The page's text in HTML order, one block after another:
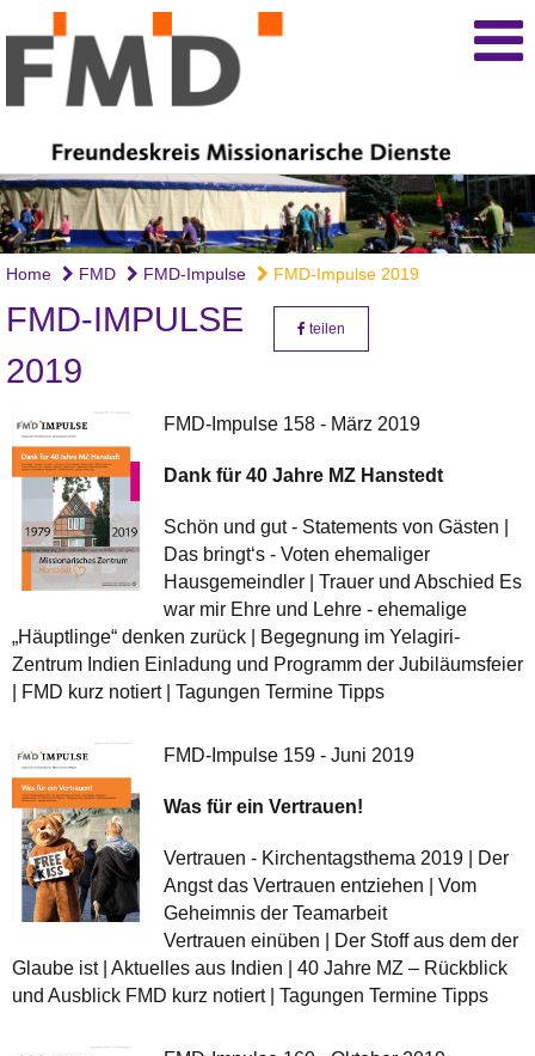
Home FMD FMD-Impulse FMD-Impulse 2019
FMD-IMPULSE
2019
teilen
FMD-Impulse 158 - März 2019
Dank für 40 Jahre MZ Hanstedt
Schön und gut - Statements von Gästen |
Das bringt‘s - Voten ehemaliger
Hausgemeindler | Trauer und Abschied Es
war mir Ehre und Lehre - ehemalige
„Häuptlinge“ denken zurück | Begegnung im Yelagiri-
Zentrum Indien Einladung und Programm der Jubiläumsfeier
| FMD kurz notiert | Tagungen Termine Tipps
FMD-Impulse 159 - Juni 2019
Was für ein Vertrauen!
Vertrauen - Kirchentagsthema 2019 | Der
Angst das Vertrauen entziehen | Vom
Geheimnis der Teamarbeit
Vertrauen einüben | Der Stoff aus dem der
Glaube ist | Aktuelles aus Indien | 40 Jahre MZ – Rückblick
und Ausblick FMD kurz notiert | Tagungen Termine Tipps